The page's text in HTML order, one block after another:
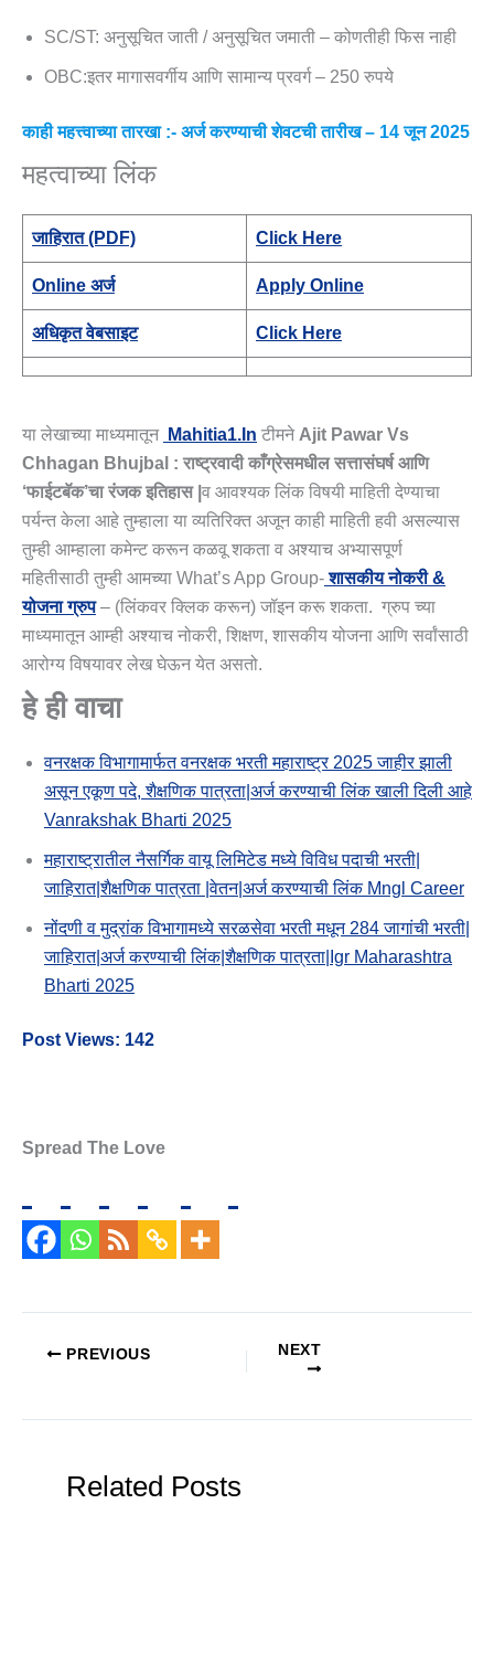
SC/ST: अनुसूचित जाती / अनुसूचित जमाती – कोणतीही फिस नाही
OBC:इतर मागासवर्गीय आणि सामान्य प्रवर्ग – 250 रुपये
काही महत्त्वाच्या तारखा :- अर्ज करण्याची शेवटची तारीख – 14 जून 2025
महत्वाच्या लिंक
जाहिरात (PDF) Click Here
Online अर्ज Apply Online
अधिकृत वेबसाइट Click Here
या लेखाच्या माध्यमातून Mahitia1.in टीमने Ajit Pawar Vs
Chhagan Bhujbal : राष्ट्रवादी काँग्रेसमधील सत्तासंघर्ष आणि
‘फाईटबॅक’चा रंजक इतिहास व आवश्यक लिंक विषयी माहिती देण्याचा
पर्यन्त केला आहे तुम्हाला या व्यतिरिक्त अजून काही माहिती हवी असल्यास
तुम्ही आम्हाला कमेन्ट करून कळवू शकता व अश्याच अभ्यासपूर्ण
महितीसाठी तुम्ही आमच्या What’s App Group-शासकीय नोकरी &
योजना ग्रुप– (लिंकवर क्लिक करून) जॉइन करू शकता. ग्रुप च्या
माध्यमातून आम्ही अश्याच नोकरी, शिक्षण, शासकीय योजना आणि सर्वांसाठी
आरोग्य विषयावर लेख घेऊन येत असतो.
हे ही वाचा
वनरक्षक विभागामार्फत वनरक्षक भरती महाराष्ट्र 2025 जाहीर झाली
असून एकूण पदे, शैक्षणिक पात्रता|अर्ज करण्याची लिंक खाली दिली आहे
Vanrakshak Bharti 2025
महाराष्ट्रातील नैसर्गिक वायू लिमिटेड मध्ये विविध पदाची भरती|
जाहिरात|शैक्षणिक पात्रता |वेतन|अर्ज करण्याची लिंक Mngl Career
नोंदणी व मुद्रांक विभागामध्ये सरळसेवा भरती मधून 284 जागांची भरती|
जाहिरात|अर्ज करण्याची लिंक|शैक्षणिक पात्रता|igr Maharashtra
Bharti 2025
Post Views: 142
Spread The Love
PREVIOUS NEXT
Related Posts